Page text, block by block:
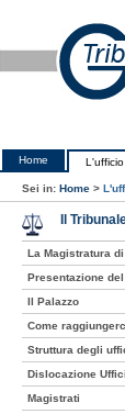
Home L'ufficio
Sei in: Home >
Il
La Magistratura
Presentazione
Il Palazzo
Come
Struttura degli
Dislocazione Uffici
Magistrati